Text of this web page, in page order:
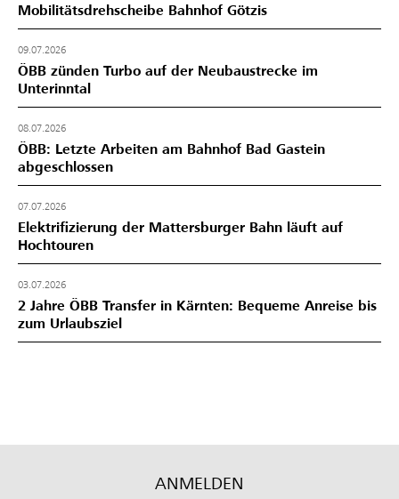
Mobilitätsdrehscheibe Bahnhof Götzis
09.07.2026
ÖBB zünden Turbo auf der Neubaustrecke im
Unterinntal
08.07.2026
ÖBB: Letzte Arbeiten am Bahnhof Bad Gastein
abgeschlossen
07.07.2026
Elektrifizierung der Mattersburger Bahn läuft auf
Hochtouren
03.07.2026
2 Jahre ÖBB Transfer in Kärnten: Bequeme Anreise bis
zum Urlaubsziel
ANMELDEN